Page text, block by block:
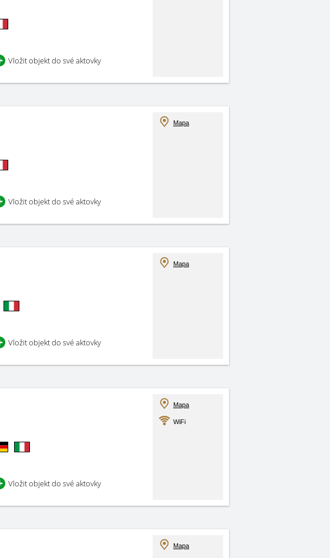
Vložit objekt do své aktovky
Vložit objekt do své aktovky
Mapa
Vložit objekt do své aktovky
Mapa
Vložit objekt do své aktovky
Mapa
WiFi
Mapa